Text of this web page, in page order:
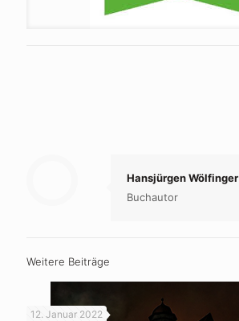
Hansjürgen Wölfinger
Buchautor
Weitere Beiträge
12. Januar 2022